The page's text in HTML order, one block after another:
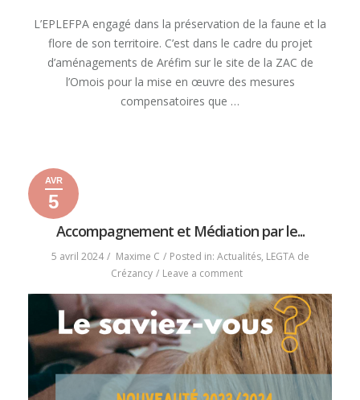
L’EPLEFPA engagé dans la préservation de la faune et la
flore de son territoire. C’est dans le cadre du projet
d’aménagements de Aréfim sur le site de la ZAC de
l’Omois pour la mise en œuvre des mesures
compensatoires que …
🐾} »
5
avril
2024
23
mai
2024
AVR
52024
Accompagnement et Médiation par le...
5 avril 2024 Maxime C Posted in: Actualités, LEGTA de
Crézancy
Leave a commenton
et
Médiation
par
le
cheval